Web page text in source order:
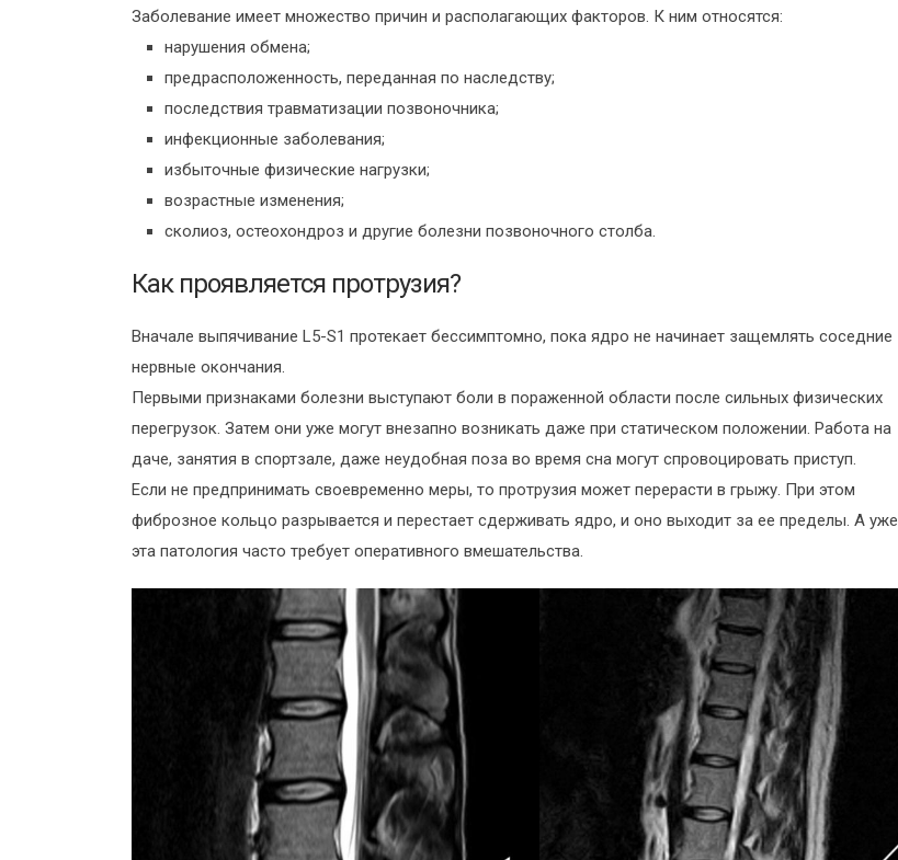
Заболевание имеет множество причин и располагающих факторов. К ним относятся:
нарушения обмена;
предрасположенность, переданная по наследству;
последствия травматизации позвоночника;
инфекционные заболевания;
избыточные физические нагрузки;
возрастные изменения;
сколиоз, остеохондроз и другие болезни позвоночного столба.
Как проявляется протрузия?
Вначале выпячивание L5-S1 протекает бессимптомно, пока ядро не начинает защемлять соседние
нервные окончания.
Первыми признаками болезни выступают боли в пораженной области после сильных физических
перегрузок. Затем они уже могут внезапно возникать даже при статическом положении. Работа на
даче, занятия в спортзале, даже неудобная поза во время сна могут спровоцировать приступ.
Если не предпринимать своевременно меры, то протрузия может перерасти в грыжу. При этом
фиброзное кольцо разрывается и перестает сдерживать ядро, и оно выходит за ее пределы. А уже
эта патология часто требует оперативного вмешательства.